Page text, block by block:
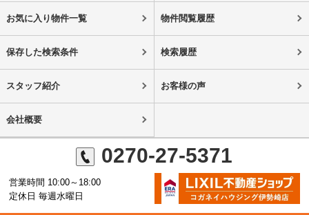
お気に入り物件一覧 物件閲覧履歴
保存した検索条件 検索履歴
スタッフ紹介 お客様の声
会社概要
0270-27-5371
営業時間 10:00～18:00
定休日 毎週水曜日